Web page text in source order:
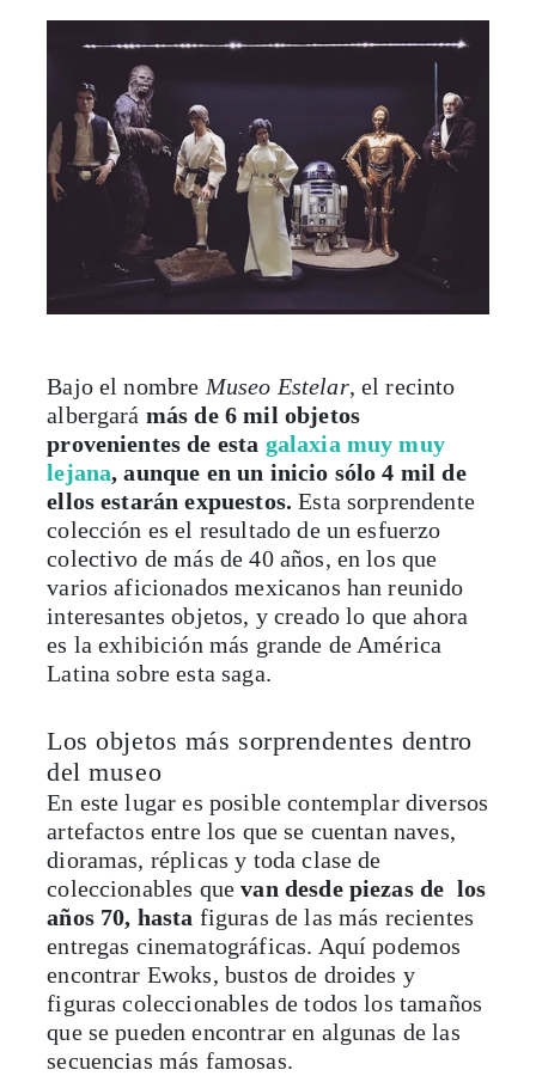
Bajo el nombre Museo Estelar, el recinto
albergará más de 6 mil objetos
provenientes de esta galaxia muy muy
lejana, aunque en un inicio sólo 4 mil de
ellos estarán expuestos. Esta sorprendente
colección es el resultado de un esfuerzo
colectivo de más de 40 años, en los que
varios aficionados mexicanos han reunido
interesantes objetos, y creado lo que ahora
es la exhibición más grande de América
Latina sobre esta saga.
Los objetos más sorprendentes dentro
del museo
En este lugar es posible contemplar diversos
artefactos entre los que se cuentan naves,
dioramas, réplicas y toda clase de
coleccionables quevan desde piezas de los
años 70, hasta figuras de las más recientes
entregas cinematográficas. Aquí podemos
encontrar Ewoks, bustos de droides y
figuras coleccionables de todos los tamaños
que se pueden encontrar en algunas de las
secuencias más famosas.